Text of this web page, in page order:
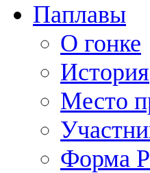
Паплавы
О гонке
История
Место
Форма